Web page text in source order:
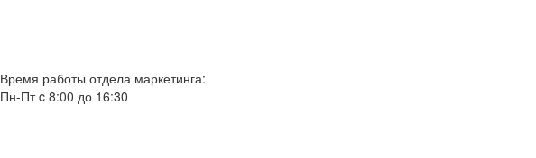
Время работы отдела маркетинга:
Пн-Пт c 8:00 до 16:30